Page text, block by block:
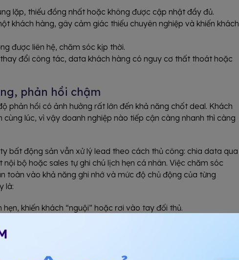
lặp, thiếu đồng nhất hoặc không được cập nhật đầy đủ.
khách hàng, gây cảm giác thiếu chuyên nghiệp và khiến khách
được liên hệ, chăm sóc kịp thời.
đổi công tác, data khách hàng có nguy cơ thất thoát hoặc
phản hồi chậm
phản hồi có ảnh hưởng rất lớn đến khả năng chốt deal. Khách
cùng lúc, vì vậy doanh nghiệp nào tiếp cận càng nhanh thì càng
bất động sản vẫn xử lý lead theo cách thủ công: chia data qua
bộ hoặc sales tự ghi chú lịch hẹn cá nhân. Việc chăm sóc
toàn vào khả năng ghi nhớ và mức độ chủ động của từng
là:
hẹn, khiến khách “nguội” hoặc rơi vào tay đối thủ.
tác, không rõ khách đang ở giai đoạn nào (tìm hiểu, xem nhà,
hợp hơn.
bài bản, tư vấn mang tính “chung chung”, làm giảm tỷ lệ